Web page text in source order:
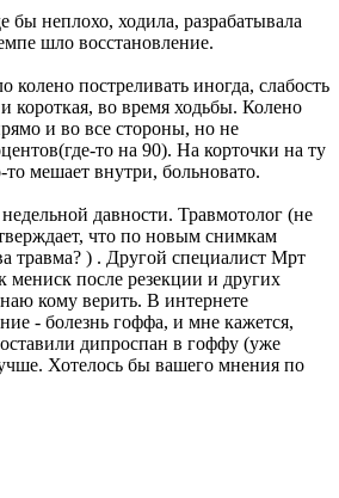
бы неплохо, ходила, разрабатывала
шло восстановление.
колено постреливать иногда, слабость
короткая, во время ходьбы. Колено
и во все стороны, но не
то на 90). На корточки на ту
то мешает внутри, больновато.
давности. Травмотолог (не
что по новым снимкам
травма? ) . Другой специалист Мрт
мениск после резекции и других
кому верить. В интернете
- болезнь гоффа, и мне кажется,
дипроспан в гоффу (уже
Хотелось бы вашего мнения по